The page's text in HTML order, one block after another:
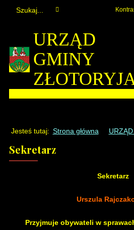
URZĄD
GMINY
Jesteś tutaj: Strona główna
Sekretarz
Sekretarz
Urszula
Przyjmuje obywateli w